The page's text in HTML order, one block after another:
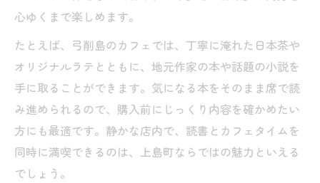
心ゆくまで楽しめます。
たとえば、弓削島のカフェでは、丁寧に淹れた日本茶や
オリジナルラテとともに、地元作家の本や話題の小説を
手に取ることができます。気になる本をそのまま席で読
み進められるので、購入前にじっくり内容を確かめたい
方にも最適です。静かな店内で、読書とカフェタイムを
同時に満喫できるのは、上島町ならではの魅力といえる
でしょう。